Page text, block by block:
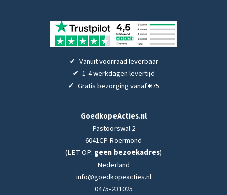
✓ Vanuit voorraad leverbaar
✓ 1-4 werkdagen levertijd
✓ Gratis bezorging vanaf €75
GoedkopeActies.nl
Pastoorswal 2
6041CP Roermond
(LET OP: geen bezoekadres)
Nederland
info@goedkopeacties.nl
0475-231025